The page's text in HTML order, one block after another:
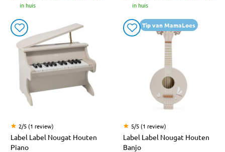
in huis
in huis
2/5 (1 review)
Label Label Nougat Houten
Piano
Tip van MamaLoes
5/5 (1 review)
Label Label Nougat Houten
Banjo